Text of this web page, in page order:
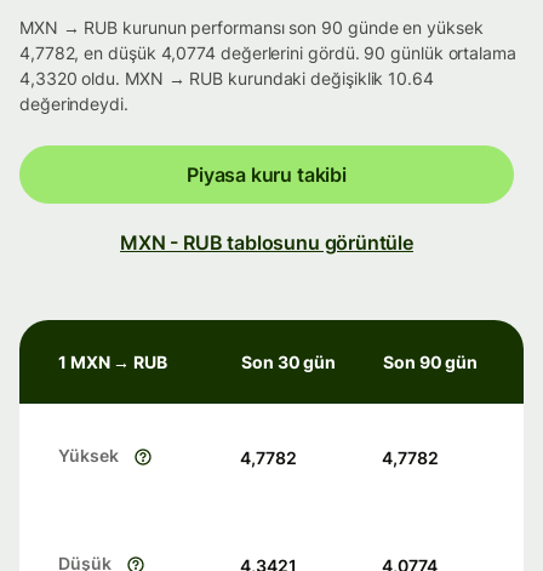
MXN → RUB kurunun performansı son 90 günde en yüksek
4,7782, en düşük 4,0774 değerlerini gördü. 90 günlük ortalama
4,3320 oldu. MXN → RUB kurundaki değişiklik 10.64
değerindeydi.
Piyasa kuru takibi
MXN - RUB tablosunu görüntüle
1 MXN → RUB Son 30 gün Son 90 gün
Yüksek 4,7782 4,7782
Düşük 4,3421 4,0774